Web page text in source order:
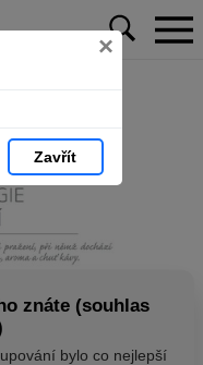
×
Zavřít
znáte (souhlas
bylo co nejlepší